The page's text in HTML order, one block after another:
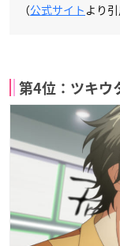
（公式サイト より引
第4位：ツキウ